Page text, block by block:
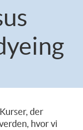
der
hvor vi